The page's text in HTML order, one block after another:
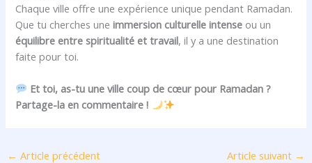
Chaque ville offre une expérience unique pendant Ramadan.
Que tu cherches uneimmersion culturelle intense ou un
équilibre entre spiritualité et travail, il y a une destination
faite pour toi.
Et toi, as-tu une ville coup de cœur pour Ramadan ?
Partage-la en commentaire !
← Article précédent Article suivant →